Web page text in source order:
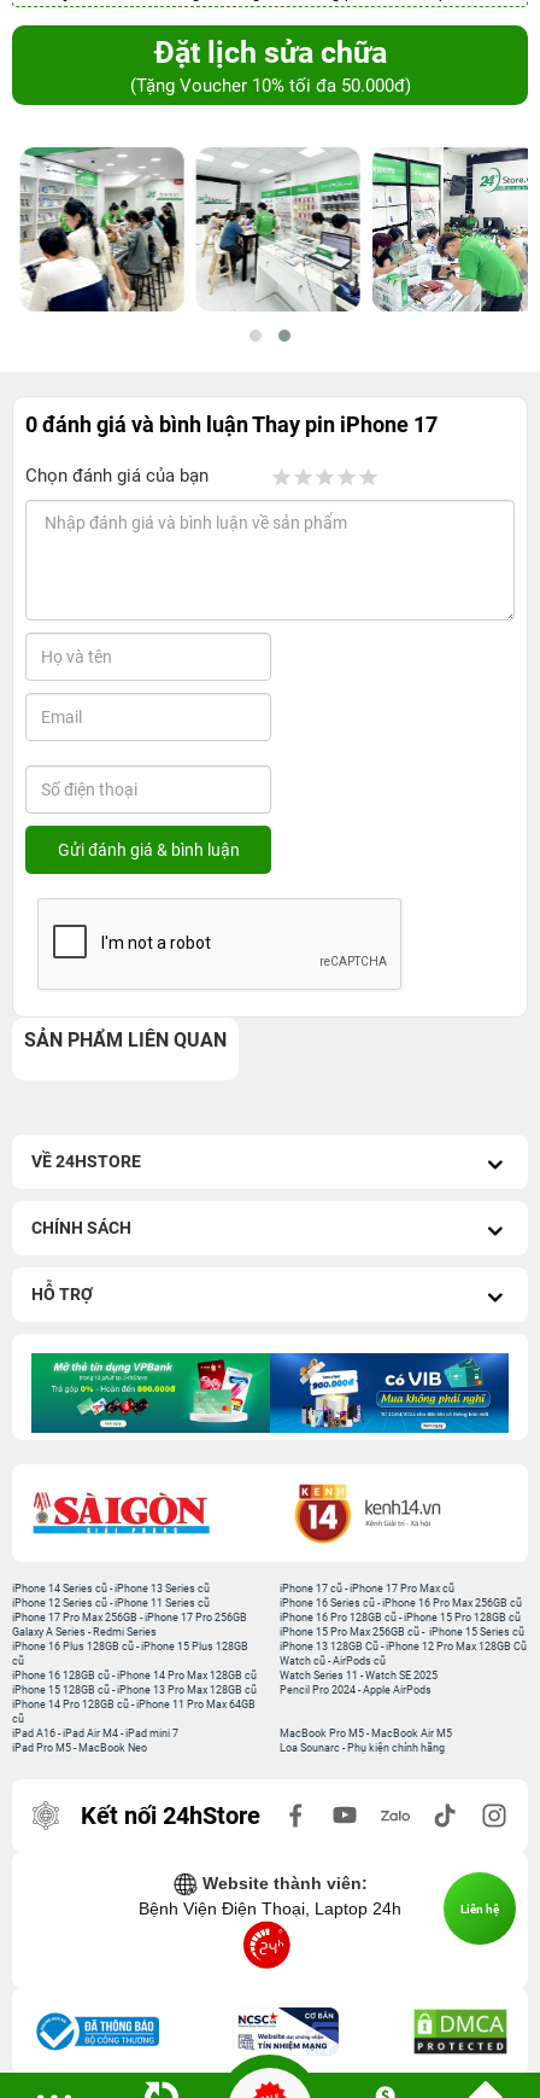
Đặt lịch sửa chữa
(Tặng Voucher 10% tối đa 50.000đ)
0 đánh giá và bình luậnThay pin iPhone 17
Chọn đánh giá của bạn
SẢN PHẨM LIÊN QUAN
VỀ 24HSTORE
CHÍNH SÁCH
HỖ TRỢ
iPhone 14 Series cũ -iPhone 13 Series cũ
iPhone 12 Series cũ -iPhone 11 Series cũ
iPhone 17 Pro Max 256GB -iPhone 17 Pro 256GB
Galaxy A Series - Redmi Series
iPhone 17 cũ-iPhone 17 Pro Max cũ
iPhone 16 Series cũ- iPhone 16 Pro Max 256GB cũ
iPhone 16 Pro 128GB cũ-iPhone 15 Pro 128GB cũ
iPhone 15 Pro Max 256GB cũ- iPhone 15 Series cũ
iPhone 16 Plus 128GB cũ -iPhone 15 Plus 128GB
cũ
iPhone 16 128GB cũ -iPhone 14 Pro Max 128GB cũ
iPhone 15 128GB cũ -iPhone 13 Pro Max 128GB cũ
iPhone 14 Pro 128GB cũ -iPhone 11 Pro Max 64GB
cũ
iPhone 13 128GB Cũ-iPhone 12 Pro Max 128GB Cũ
Watch cũ-AirPods cũ
Watch Series 11 -Watch SE 2025
Pencil Pro 2024-Apple AirPods
iPad A16 -iPad Air M4 -iPad mini 7
iPad Pro M5 - MacBook Neo
MacBook Pro M5- MacBook Air M5
Loa Sounarc- Phụ kiện chính hãng
Kết nối 24hStore
Website thành viên:
Bệnh Viện Điện Thoại, Laptop 24h
Liên hệ